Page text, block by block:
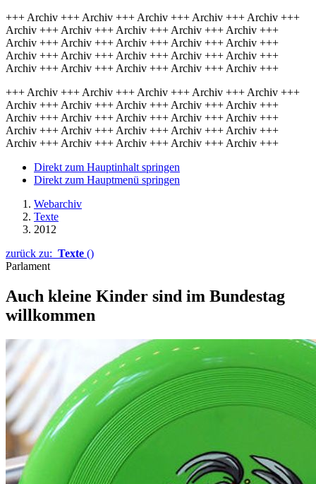
+++ Archiv +++ Archiv +++ Archiv +++ Archiv +++ Archiv +++
Archiv +++ Archiv +++ Archiv +++ Archiv +++ Archiv +++
Archiv +++ Archiv +++ Archiv +++ Archiv +++ Archiv +++
Archiv +++ Archiv +++ Archiv +++ Archiv +++ Archiv +++
Archiv +++ Archiv +++ Archiv +++ Archiv +++ Archiv +++
+++ Archiv +++ Archiv +++ Archiv +++ Archiv +++ Archiv +++
Archiv +++ Archiv +++ Archiv +++ Archiv +++ Archiv +++
Archiv +++ Archiv +++ Archiv +++ Archiv +++ Archiv +++
Archiv +++ Archiv +++ Archiv +++ Archiv +++ Archiv +++
Archiv +++ Archiv +++ Archiv +++ Archiv +++ Archiv +++
Direkt zum Hauptinhalt springen
Direkt zum Hauptmenü springen
Webarchiv
Texte
2012
zurück zu: Texte ()
Parlament
Auch kleine Kinder sind im Bundestag
willkommen